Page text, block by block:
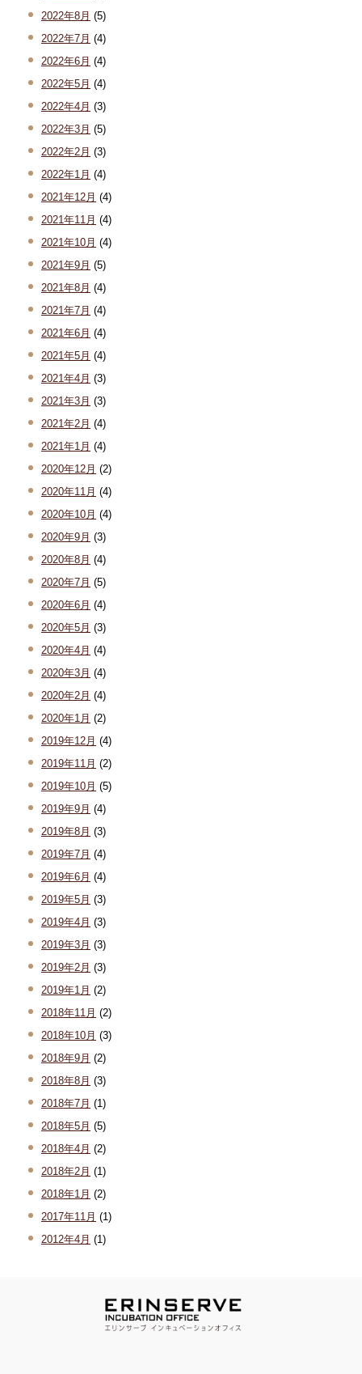
2022年8月 (5)
2022年7月 (4)
2022年6月 (4)
2022年5月 (4)
2022年4月 (3)
2022年3月 (5)
2022年2月 (3)
2022年1月 (4)
2021年12月 (4)
2021年11月 (4)
2021年10月 (4)
2021年9月 (5)
2021年8月 (4)
2021年7月 (4)
2021年6月 (4)
2021年5月 (4)
2021年4月 (3)
2021年3月 (3)
2021年2月 (4)
2021年1月 (4)
2020年12月 (2)
2020年11月 (4)
2020年10月 (4)
2020年9月 (3)
2020年8月 (4)
2020年7月 (5)
2020年6月 (4)
2020年5月 (3)
2020年4月 (4)
2020年3月 (4)
2020年2月 (4)
2020年1月 (2)
2019年12月 (4)
2019年11月 (2)
2019年10月 (5)
2019年9月 (4)
2019年8月 (3)
2019年7月 (4)
2019年6月 (4)
2019年5月 (3)
2019年4月 (3)
2019年3月 (3)
2019年2月 (3)
2019年1月 (2)
2018年11月 (2)
2018年10月 (3)
2018年9月 (2)
2018年8月 (3)
2018年7月 (1)
2018年5月 (5)
2018年4月 (2)
2018年2月 (1)
2018年1月 (2)
2017年11月 (1)
2012年4月 (1)